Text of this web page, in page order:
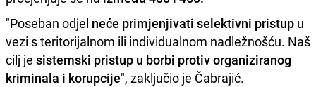
"Poseban odjel neće primjenjivati selektivni pristup u
vezi s teritorijalnom ili individualnom nadležnošću. Naš
cilj je sistemski pristup u borbi protiv organiziranog
kriminala i korupcije", zaključio je Čabrajić.